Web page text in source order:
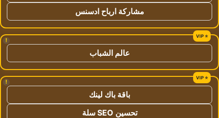
مشاركة ارباح ادسنس
!
عالم الشباب
!
باقة باك لينك
تحسين SEO سلة